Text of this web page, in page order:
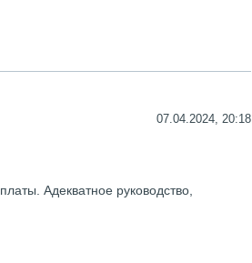
07.04.2024, 20:18
Адекватное руководство,